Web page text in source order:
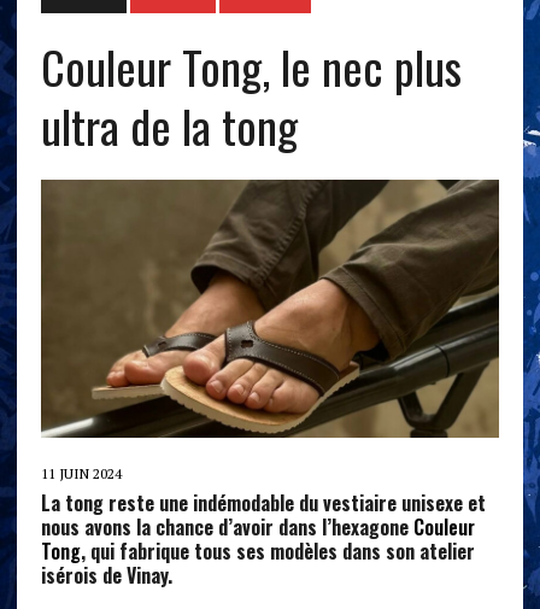
Couleur Tong, le nec plus
ultra de la tong
11 JUIN 2024
La tong reste une indémodable du vestiaire unisexe et
nous avons la chance d’avoir dans l’hexagone Couleur
Tong, qui fabrique tous ses modèles dans son atelier
isérois de Vinay.